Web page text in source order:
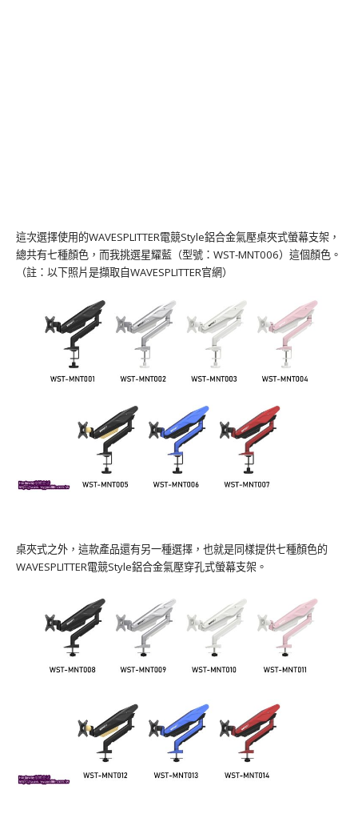
這次選擇使用的WAVESPLITTER電競Style鋁合金氣壓桌夾式螢幕支架，
總共有七種顏色，而我挑選星耀藍（型號：WST-MNT006）這個顏色。
（註：以下照片是擷取自WAVESPLITTER官網）
桌夾式之外，這款產品還有另一種選擇，也就是同樣提供七種顏色的
WAVESPLITTER電競Style鋁合金氣壓穿孔式螢幕支架。